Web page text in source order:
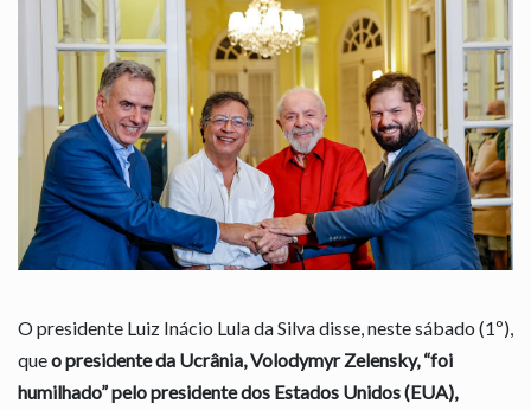
O presidente Luiz Inácio Lula da Silva disse, neste sábado (1º),
queo presidente da Ucrânia, Volodymyr Zelensky, “foi
humilhado” pelo presidente dos Estados Unidos (EUA),